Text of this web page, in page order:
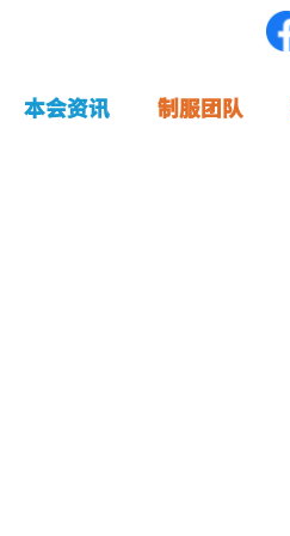
本会资讯 制服团队